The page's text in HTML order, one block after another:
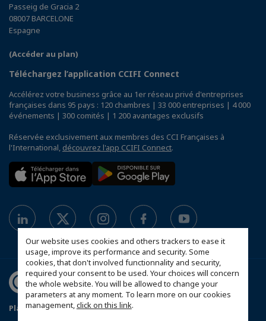
Our website uses cookies and others trackers to ease it
usage, improve its performance and security. Some
cookies, that don't involved functionnality and security,
required your consent to be used. Your choices will concern
the whole website. You will be allowed to change your
parameters at any moment. To learn more on our cookies
management,click on this link.
Passeig de Gracia 2
08007 BARCELONE
Espagne
(Accéder au plan)
Téléchargez l’application CCIFI Connect
Accélérez votre business grâce au 1er réseau privé d'entreprises
françaises dans 95 pays : 120 chambres | 33 000 entreprises | 4 000
événements | 300 comités | 1 200 avantages exclusifs
Réservée exclusivement aux membres des CCI Françaises à
l'International, découvrez l'app CCIFI Connect.
Plan du site Política de protección de datos